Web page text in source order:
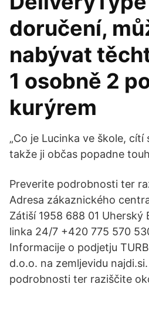
doručení,
nabývat
1 osobně 2
kurýrem
„Co je Lucinka ve škole, cítí
takže ji občas popadne
Preverite podrobnosti ter
Adresa zákaznického
Zátiší 1958 688 01 Uherský
linka 24/7 +420 775 570
Informacije o podjetju
d.o.o. na zemljevidu
podrobnosti ter raziščite